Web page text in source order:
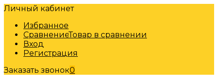
Личный кабинет
Избранное
СравнениеТовар в сравнении
Вход
Регистрация
Заказать звонок0